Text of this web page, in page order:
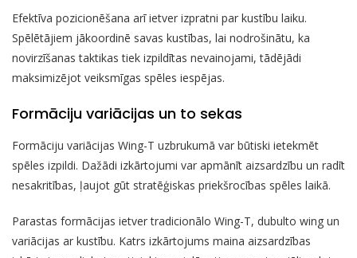
Efektīva pozicionēšana arī ietver izpratni par kustību laiku.
Spēlētājiem jākoordinē savas kustības, lai nodrošinātu, ka
novirzīšanas taktikas tiek izpildītas nevainojami, tādējādi
maksimizējot veiksmīgas spēles iespējas.
Formāciju variācijas un to sekas
Formāciju variācijas Wing-T uzbrukumā var būtiski ietekmēt
spēles izpildi. Dažādi izkārtojumi var apmānīt aizsardzību un radīt
nesakritības, ļaujot gūt stratēģiskas priekšrocības spēles laikā.
Parastas formācijas ietver tradicionālo Wing-T, dubulto wing un
variācijas ar kustību. Katrs izkārtojums maina aizsardzības